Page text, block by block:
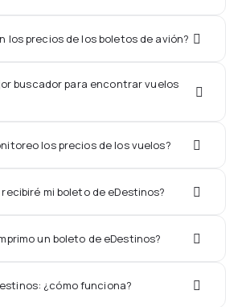
los precios de los boletos de avión?
buscador para encontrar vuelos
los precios de los vuelos?
mi boleto de eDestinos?
un boleto de eDestinos?
¿cómo funciona?